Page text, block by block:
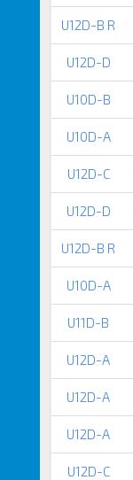
U12D-B R
U12D-D
U10D-B
U10D-A
U12D-C
U12D-D
U12D-B R
U10D-A
U11D-B
U12D-A
U12D-A
U12D-A
U12D-C